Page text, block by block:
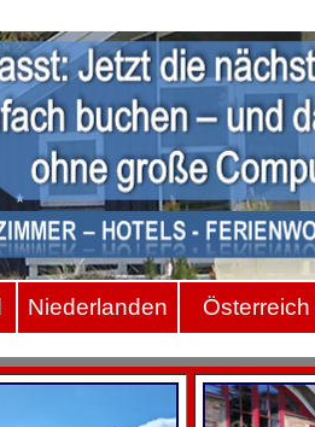
Niederlanden Österreich